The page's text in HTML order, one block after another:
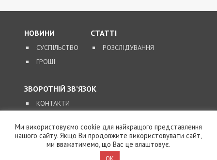
СУСПІЛЬСТВО
Коломойский
национализацию
(фото)
Ми використовуємо cookie для найкращого представлення
нашого сайту. Якщо Ви продовжите використовувати сайт,
ми вважатимемо, що Вас це влаштовує.